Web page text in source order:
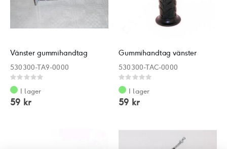
Vänster gummihandtag
530300-TA9-0000
Rating:
0%
I lager
59 kr
Gummihandtag vänster
530300-TAC-0000
Rating:
0%
I lager
59 kr